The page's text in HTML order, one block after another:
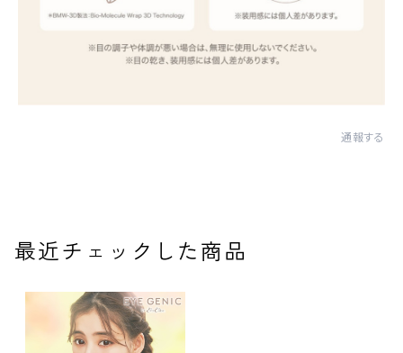
通報する
最近チェックした商品